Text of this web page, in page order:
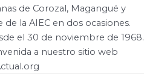
de Corozal, Magangué y
la AIEC en dos ocasiones.
el 30 de noviembre de 1968.
a nuestro sitio web